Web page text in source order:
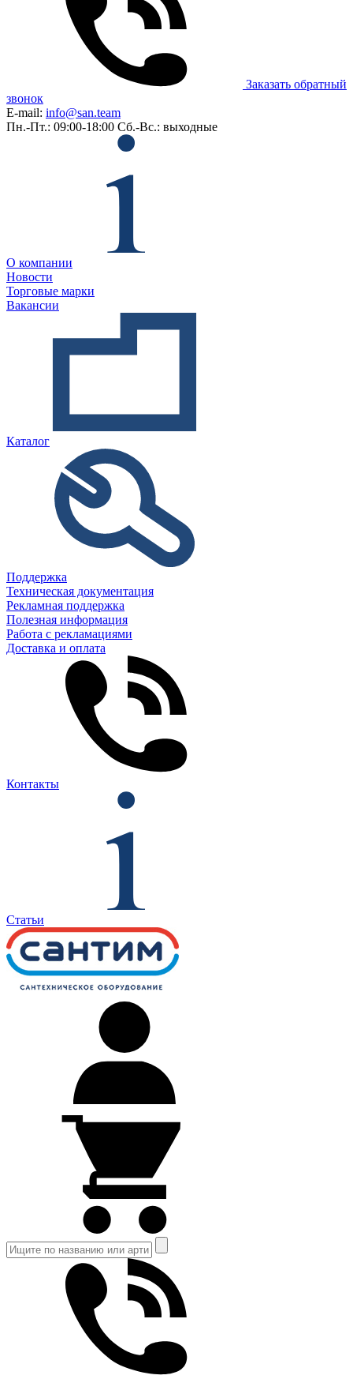
Заказать обратный
звонок
E-mail: info@san.team
Пн.-Пт.: 09:00-18:00 Сб.-Вс.: выходные
О компании
Новости
Торговые марки
Вакансии
Каталог
Поддержка
Техническая документация
Рекламная поддержка
Полезная информация
Работа с рекламациями
Доставка и оплата
Контакты
Статьи